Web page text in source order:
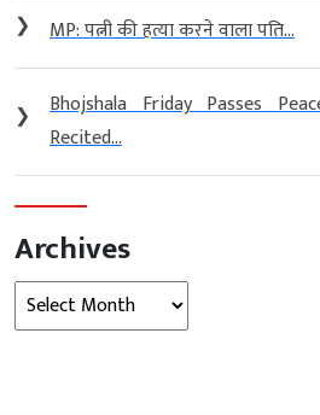
❯ MP: पत्नी की हत्या करने वाला पति...
❯
Bhojshala Friday Passes
Recited...
Archives
Archives